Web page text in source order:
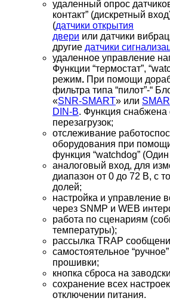
удаленный опрос
контакт” (дискретный
(датчики открытия
двери или датчики
другие датчики
удаленное управление
Функции “термостат”,
режим. При помощи
фильтра типа “пилот”-“
«SNR-SMART» или
DIN-B. Функция снабжена
перезагрузок;
отслеживание
оборудования при
функция “watchdog”
аналоговый вход, для
диапазон от 0 до 72 В, с
долей;
настройка и управление
через SNMP и WEB
работа по сценариям
температуры);
рассылка TRAP
самостоятельное
прошивки;
кнопка сброса на
сохранение всех
отключении питания.